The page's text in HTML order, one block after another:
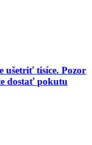
ušetriť tisíce. Pozor
dostať pokutu